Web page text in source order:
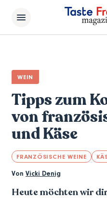
WEIN
Tipps zum
von
und Käse
FRANZÖSISCHE WEINE
Von Vicki Denig
Heute möchten wir